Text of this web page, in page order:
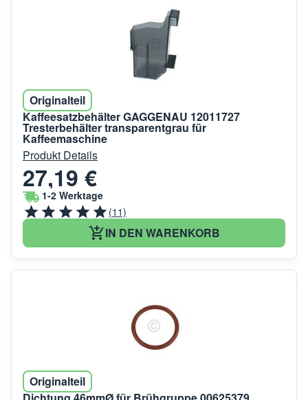
Originalteil
Kaffeesatzbehälter GAGGENAU 12011727
Tresterbehälter transparentgrau für
Kaffeemaschine
Produkt Details
27,19 €
1-2 Werktage
(11)
IN DEN WARENKORB
Originalteil